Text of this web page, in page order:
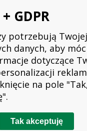
GDPR
potrzebują
danych, aby
dotyczące
na pole
Tak akceptuję